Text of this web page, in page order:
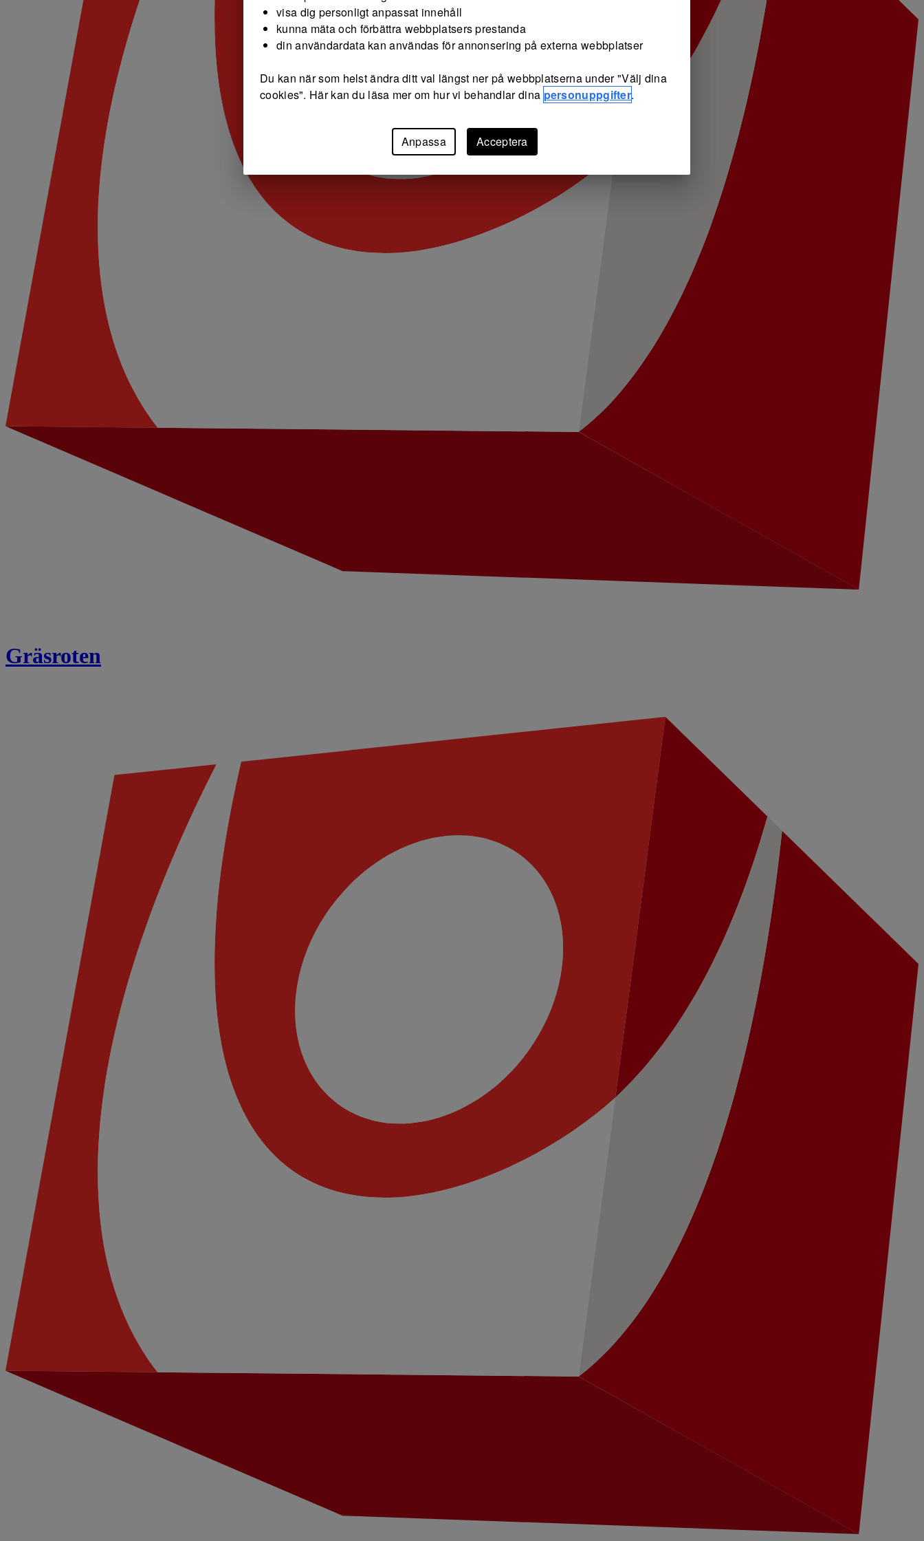
Gräsroten
visa dig personligt anpassat innehåll
kunna mäta och förbättra webbplatsers prestanda
din användardata kan användas för annonsering på externa webbplatser
Du kan när som helst ändra ditt val längst ner på webbplatserna under "Välj dina
cookies". Här kan du läsa mer om hur vi behandlar dina personuppgifter.
Anpassa Acceptera